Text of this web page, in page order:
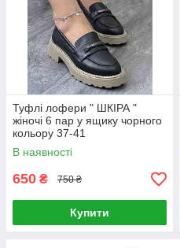
Туфлі лофери " ШКІРА "
жіночі 6 пар у ящику чорного
кольору 37-41
В наявності
650 ₴ 750 ₴
Купити